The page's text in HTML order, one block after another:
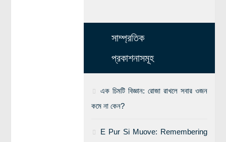
সাম্প্রতিক
প্রকাশনাসমূহ
এক চিমটি বিজ্ঞান: রোজা রাখলে সবার ওজন
কমে না কেন?
E Pur Si Muove: Remembering